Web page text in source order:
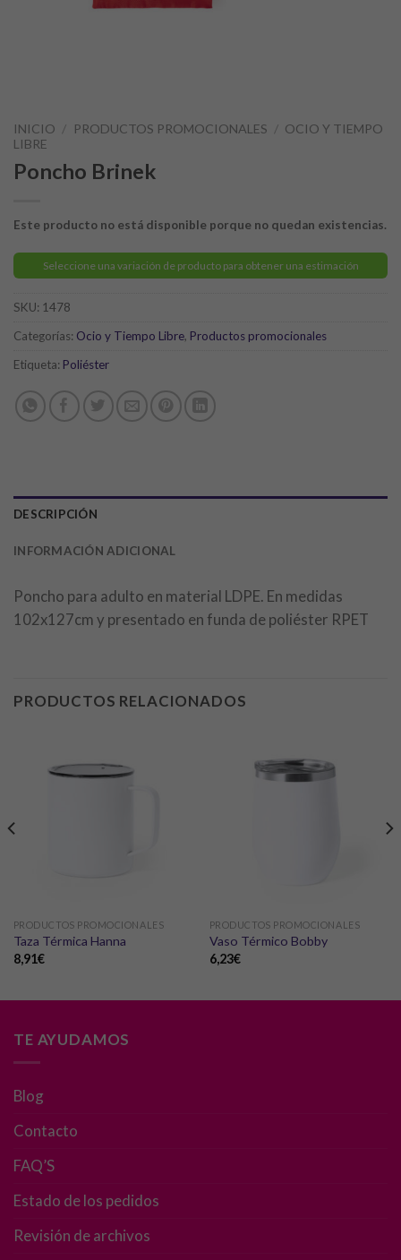
INICIO / PRODUCTOS PROMOCIONALES / OCIO Y TIEMPO
LIBRE
Poncho Brinek
Este producto no está disponible porque no quedan existencias.
Seleccione una variación de producto para obtener una estimación
SKU: 1478
Categorías: Ocio y Tiempo Libre, Productos promocionales
Etiqueta: Poliéster
DESCRIPCIÓN
INFORMACIÓN ADICIONAL
Poncho para adulto en material LDPE. En medidas
102x127cm y presentado en funda de poliéster RPET
PRODUCTOS RELACIONADOS
PRODUCTOS PROMOCIONALES
Taza Térmica Hanna
8,91€
PRODUCTOS PROMOCIONALES
Vaso Térmico Bobby
6,23€
TE AYUDAMOS
Blog
Contacto
FAQ’S
Estado de los pedidos
Revisión de archivos